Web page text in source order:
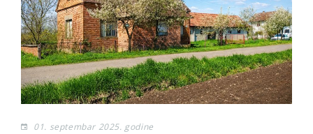
01. septembar 2025. godine